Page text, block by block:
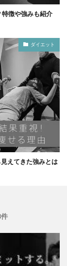
徴や強みも紹介
ダイエット
えてきた強みとは